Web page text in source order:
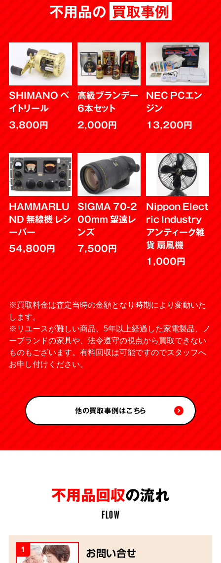
不用品の 買取事例
SHIMANO ベ
イトリール
3,800円
高級ブランデー
6本セット
2,000円
NEC PCエン
ジン
13,200円
HAMMARLU
ND 無線機 レシ
ーバー
54,800円
SIGMA 70-2
00mm 望遠レ
ンズ
7,500円
Nippon Elect
ric Industry
アンティーク雑
貨 扇風機
1,000円
※買取料金は査定当時の金額となり時期により変動いた
します。
※リユースが難しい商品、5年以上経過した家電製品、ノ
ーブランドの家具や、法令遵守の視点から買取できない
ものもございます。有料回収は可能ですのでスタッフへ
お申し付けください。
他の買取事例はこちら
不用品回収の流れ
FLOW
1 お問い合せ